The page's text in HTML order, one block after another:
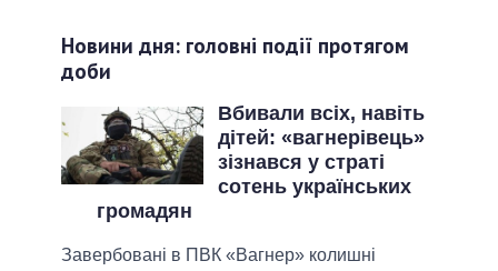
Новини дня: головні події протягом
доби
Вбивали всіх, навіть
дітей: «вагнерівець»
зізнався у страті
сотень українських
громадян
Завербовані в ПВК «Вагнер» колишні